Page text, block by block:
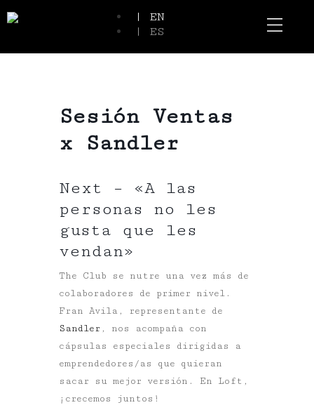
| EN
| ES
Sesión Ventas
x Sandler
Next – «A las
personas no les
gusta que les
vendan»
The Club se nutre una vez más de
colaboradores de primer nivel.
Fran Avila, representante de
Sandler , nos acompaña con
cápsulas especiales dirigidas a
emprendedores/as que quieran
sacar su mejor versión. En Loft,
¡crecemos juntos!